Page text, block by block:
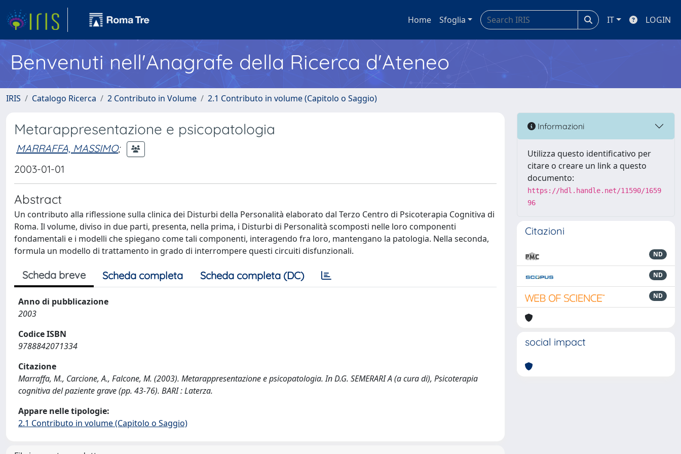
Home Sfoglia IT LOGIN
Benvenuti nell'Anagrafe della Ricerca d'Ateneo
IRIS Catalogo Ricerca 2 Contributo in Volume 2.1 Contributo in volume (Capitolo o Saggio)
Metarappresentazione e psicopatologia
MARRAFFA, MASSIMO;
2003-01-01
Abstract
Un contributo alla riflessione sulla clinica dei Disturbi della Personalità elaborato dal Terzo Centro di Psicoterapia Cognitiva di
Roma. Il volume, diviso in due parti, presenta, nella prima, i Disturbi di Personalità scomposti nelle loro componenti
fondamentali e i modelli che spiegano come tali componenti, interagendo fra loro, mantengano la patologia. Nella seconda,
formula un modello di trattamento in grado di interrompere questi circuiti disfunzionali.
Scheda breve Scheda completa Scheda completa (DC)
Anno di pubblicazione
2003
Codice ISBN
9788842071334
Citazione
Marraffa, M., Carcione, A., Falcone, M. (2003). Metarappresentazione e psicopatologia. In D.G. SEMERARI A (a cura di), Psicoterapia
cognitiva del paziente grave (pp. 43-76). BARI : Laterza.
Appare nelle tipologie:
2.1 Contributo in volume (Capitolo o Saggio)
Informazioni
Utilizza questo identificativo per
citare o creare un link a questo
documento:
https://hdl.handle.net/11590/1659
96
Citazioni
ND
ND
ND
social impact